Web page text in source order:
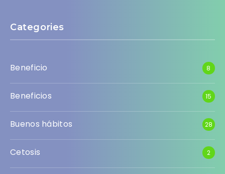
Categories
Beneficio 8
Beneficios 15
Buenos hábitos 28
Cetosis 2